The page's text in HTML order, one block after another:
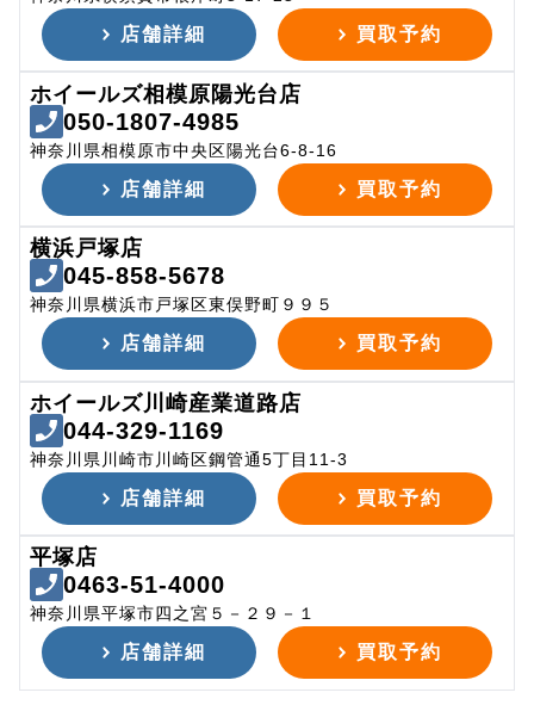
店舗詳細 買取予約
ホイールズ相模原陽光台店
050-1807-4985
神奈川県相模原市中央区陽光台6-8-16
店舗詳細 買取予約
横浜戸塚店
045-858-5678
神奈川県横浜市戸塚区東俣野町９９５
店舗詳細 買取予約
ホイールズ川崎産業道路店
044-329-1169
神奈川県川崎市川崎区鋼管通5丁目11-3
店舗詳細 買取予約
平塚店
0463-51-4000
神奈川県平塚市四之宮５－２９－１
店舗詳細 買取予約